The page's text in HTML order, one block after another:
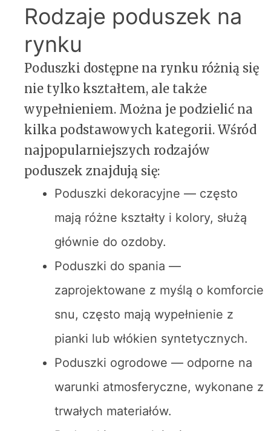
Rodzaje poduszek na
rynku
Poduszki dostępne na rynku różnią się
nie tylko kształtem, ale także
wypełnieniem. Można je podzielić na
kilka podstawowych kategorii. Wśród
najpopularniejszych rodzajów
poduszek znajdują się:
Poduszki dekoracyjne — często
mają różne kształty i kolory, służą
głównie do ozdoby.
Poduszki do spania —
zaprojektowane z myślą o komforcie
snu, często mają wypełnienie z
pianki lub włókien syntetycznych.
Poduszki ogrodowe — odporne na
warunki atmosferyczne, wykonane z
trwałych materiałów.